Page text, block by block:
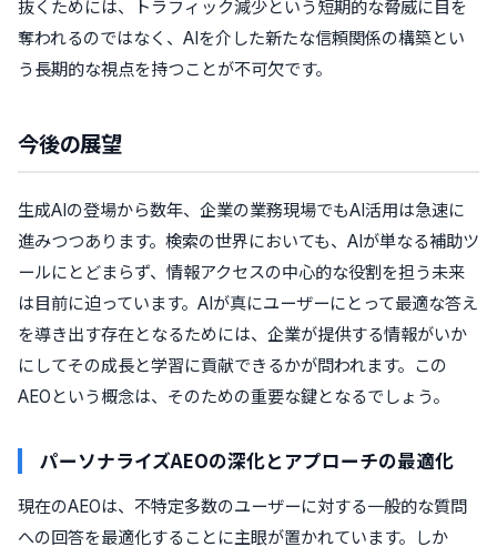
抜くためには、トラフィック減少という短期的な脅威に目を
奪われるのではなく、AIを介した新たな信頼関係の構築とい
う長期的な視点を持つことが不可欠です。
今後の展望
生成AIの登場から数年、企業の業務現場でもAI活用は急速に
進みつつあります。検索の世界においても、AIが単なる補助ツ
ールにとどまらず、情報アクセスの中心的な役割を担う未来
は目前に迫っています。AIが真にユーザーにとって最適な答え
を導き出す存在となるためには、企業が提供する情報がいか
にしてその成長と学習に貢献できるかが問われます。この
AEOという概念は、そのための重要な鍵となるでしょう。
パーソナライズAEOの深化とアプローチの最適化
現在のAEOは、不特定多数のユーザーに対する一般的な質問
への回答を最適化することに主眼が置かれています。しか